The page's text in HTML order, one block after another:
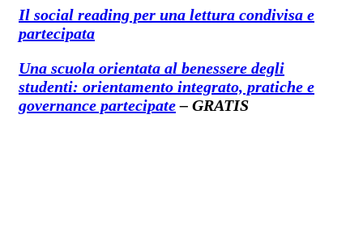
Il social reading per una lettura condivisa e
partecipata
Una scuola orientata al benessere degli
studenti: orientamento integrato, pratiche e
governance partecipate– GRATIS